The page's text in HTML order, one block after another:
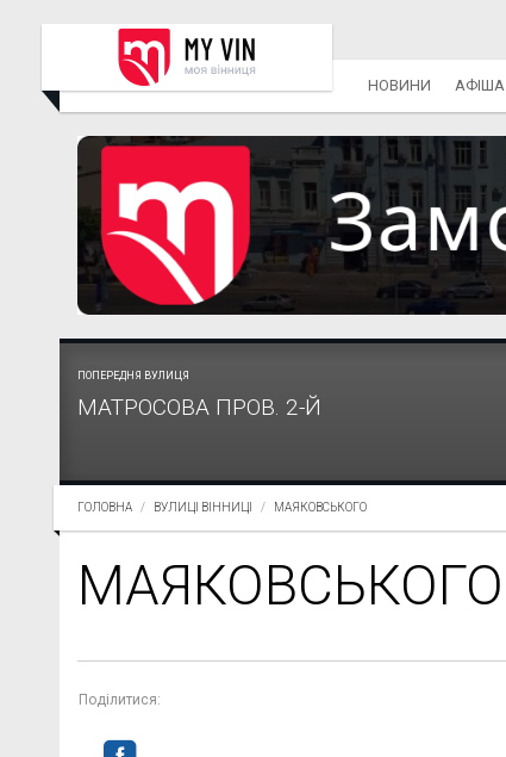
НОВИНИ АФІША
ПОПЕРЕДНЯ ВУЛИЦЯ
МАТРОСОВА ПРОВ. 2-Й
ГОЛОВНА ВУЛИЦІ ВІННИЦІ МАЯКОВСЬКОГО
МАЯКОВСЬКОГО
Поділитися: